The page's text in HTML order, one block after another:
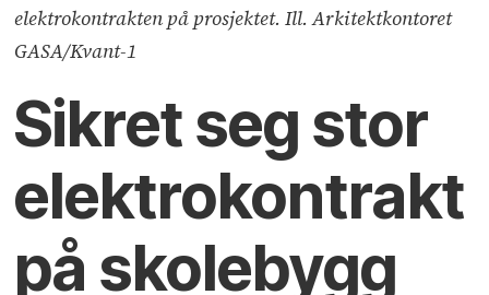
elektrokontrakten på prosjektet. Ill. Arkitektkontoret
GASA/Kvant-1
Sikret seg stor
elektro­kontrakt
på skolebygg